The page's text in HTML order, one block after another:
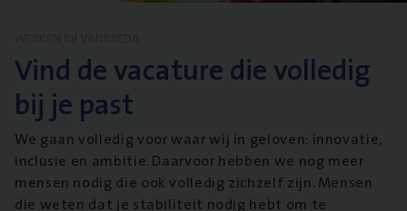
Vind de vacature die volledig
bij je past
We gaan volledig voor waar wij in geloven: innovatie,
inclusie en ambitie. Daarvoor hebben we nog meer
mensen nodig die ook volledig zichzelf zijn. Mensen
die weten dat je stabiliteit nodig hebt om te